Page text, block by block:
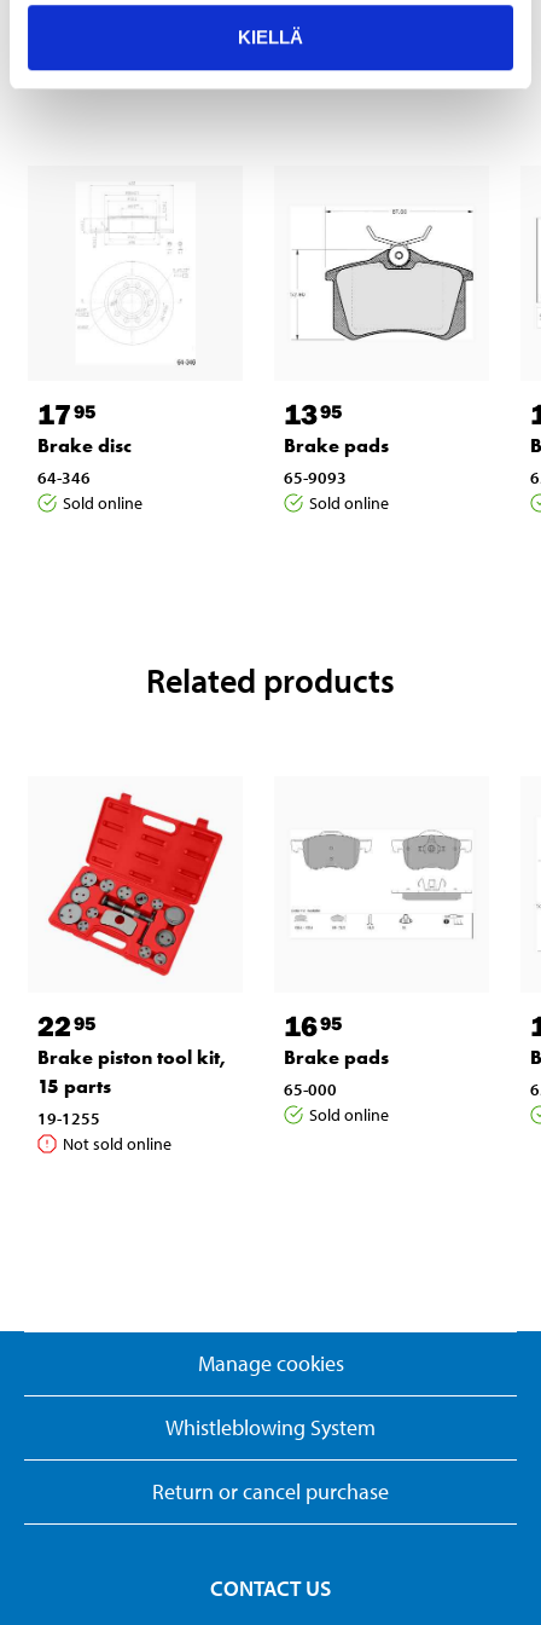
KIELLÄ
Other customers also bought
1795
Brake disc
64-346
Sold online
1395
Brake pads
65-9093
Sold online
Related products
2295
Brake piston tool kit,
15 parts
19-1255
Not sold online
1695
Brake pads
65-000
Sold online
Manage cookies
Whistleblowing System
Return or cancel purchase
CONTACT US